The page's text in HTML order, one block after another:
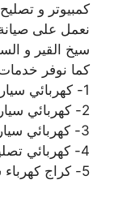
كمبيوتر و
نعمل على
سيخ القير و
كما نوفر
1- كهربائي سيارات قريب من موقعي الواحة
2- كهربائي سيارات خدمة طريق الواحة
3- كهربائي سيارات يجي البيت
4- كهربائي تصليح سيارات الواحة
5- كراج كهرباء سيارات الواحة